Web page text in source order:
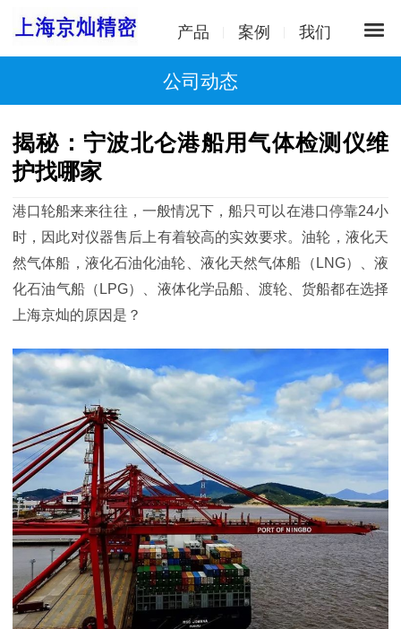
产品 案例 我们
公司动态
揭秘：宁波北仑港船用气体检测仪维
护找哪家
港口轮船来来往往，一般情况下，船只可以在港口停靠24小
时，因此对仪器售后上有着较高的实效要求。油轮，液化天
然气体船，液化石油化油轮、液化天然气体船（LNG）、液
化石油气船（LPG）、液体化学品船、渡轮、货船都在选择
上海京灿的原因是？